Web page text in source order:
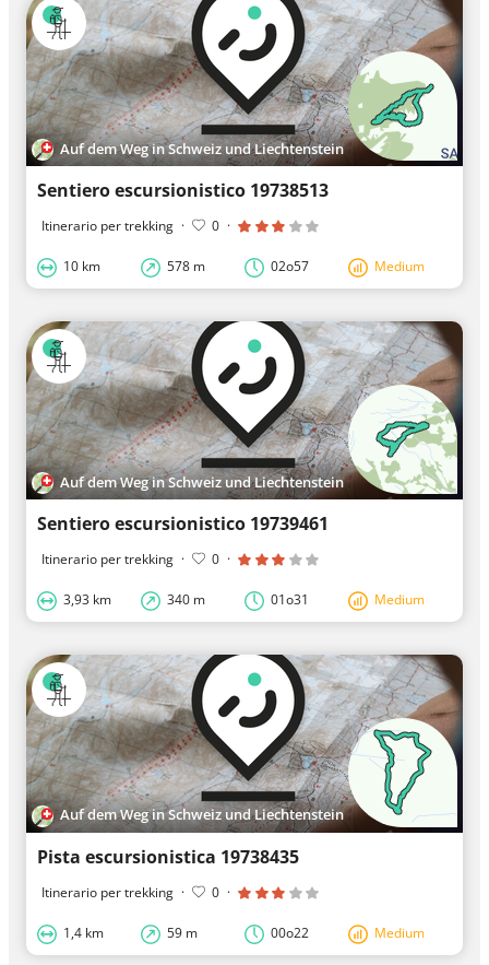
Auf dem Weg in Schweiz und Liechtenstein
Sentiero escursionistico 19738513
Itinerario per trekking · 0 ·
10 km 578 m 02o57 Medium
Auf dem Weg in Schweiz und Liechtenstein
Sentiero escursionistico 19739461
Itinerario per trekking · 0 ·
3,93 km 340 m 01o31 Medium
Auf dem Weg in Schweiz und Liechtenstein
Pista escursionistica 19738435
Itinerario per trekking · 0 ·
1,4 km 59 m 00o22 Medium